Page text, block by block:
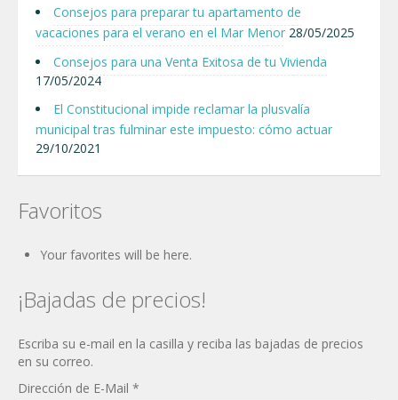
Consejos para preparar tu apartamento de
vacaciones para el verano en el Mar Menor 28/05/2025
Consejos para una Venta Exitosa de tu Vivienda
17/05/2024
El Constitucional impide reclamar la plusvalía
municipal tras fulminar este impuesto: cómo actuar
29/10/2021
Favoritos
Your favorites will be here.
¡Bajadas de precios!
Escriba su e-mail en la casilla y reciba las bajadas de precios
en su correo.
Dirección de E-Mail *